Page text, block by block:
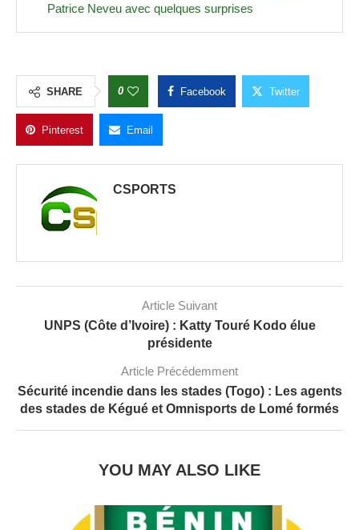
Patrice Neveu avec quelques surprises
SHARE 0 Facebook Twitter
Pinterest Email
CSPORTS
Article Suivant
UNPS (Côte d’Ivoire) : Katty Touré Kodo élue
présidente
Article Précédemment
Sécurité incendie dans les stades (Togo) : Les agents
des stades de Kégué et Omnisports de Lomé formés
YOU MAY ALSO LIKE